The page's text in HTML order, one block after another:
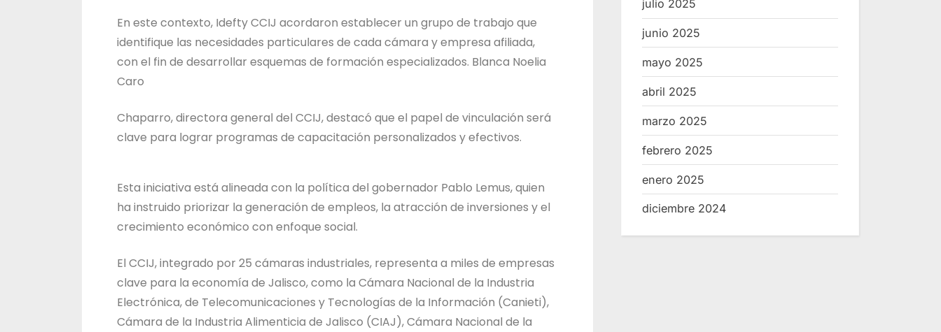
En este contexto, Idefty CCIJ acordaron establecer un grupo de trabajo que
identifique las necesidades particulares de cada cámara y empresa afiliada,
con el fin de desarrollar esquemas de formación especializados. Blanca Noelia
Caro
Chaparro, directora general del CCIJ, destacó que el papel de vinculación será
clave para lograr programas de capacitación personalizados y efectivos.
Esta iniciativa está alineada con la política del gobernador Pablo Lemus, quien
ha instruido priorizar la generación de empleos, la atracción de inversiones y el
crecimiento económico con enfoque social.
El CCIJ, integrado por 25 cámaras industriales, representa a miles de empresas
clave para la economía de Jalisco, como la Cámara Nacional de la Industria
Electrónica, de Telecomunicaciones y Tecnologías de la Información (Canieti),
Cámara de la Industria Alimenticia de Jalisco (CIAJ), Cámara Nacional de la
julio 2025
junio 2025
mayo 2025
abril 2025
marzo 2025
febrero 2025
enero 2025
diciembre 2024